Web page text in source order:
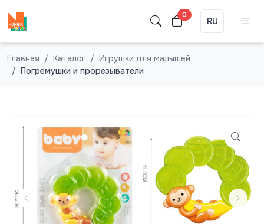
0
RU
Главная Каталог
Игрушки для малышей
Погремушки и прорезыватели